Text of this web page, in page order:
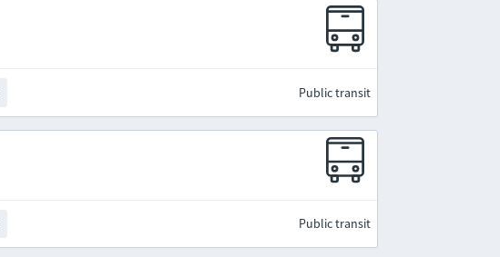
Public transit
Public transit